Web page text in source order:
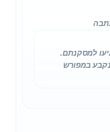
למסקנתם.
במפורש